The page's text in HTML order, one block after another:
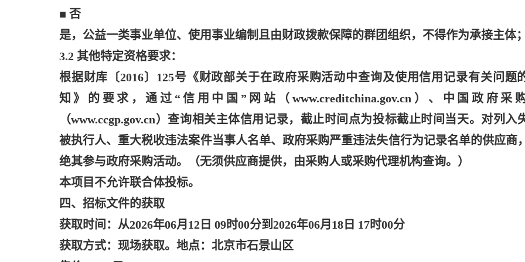
■ 否
是，公益一类事业单位、使用事业编制且由财政拨款保障的群团组织，不得作为承接主体；
3.2 其他特定资格要求：
根据财库〔2016〕125号《财政部关于在政府采购活动中查询及使用信用记录有关问题
知》的要求，通过“信用中国”网站（www.creditchina.gov.cn）、中国政府采
（www.ccgp.gov.cn）查询相关主体信用记录，截止时间点为投标截止时间当天。对列入
被执行人、重大税收违法案件当事人名单、政府采购严重违法失信行为记录名单的供应商
绝其参与政府采购活动。（无须供应商提供，由采购人或采购代理机构查询。）
本项目不允许联合体投标。
四、招标文件的获取
获取时间：从2026年06月12日 09时00分到2026年06月18日 17时00分
获取方式：现场获取。地点：北京市石景山区